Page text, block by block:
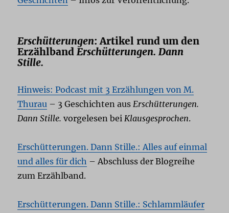
Erschütterungen: Artikel rund um den
ErzählbandErschütterungen. Dann
Stille.
Hinweis: Podcast mit 3 Erzählungen von M.
Thurau – 3 Geschichten ausErschütterungen.
Dann Stille. vorgelesen beiKlausgesprochen.
Erschütterungen. Dann Stille.: Alles auf einmal
und alles für dich – Abschluss der Blogreihe
zum Erzählband.
Erschütterungen. Dann Stille.: Schlammläufer